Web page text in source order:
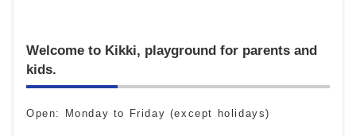
Welcome to Kikki, playground for parents and
kids.
Open: Monday to Friday (except holidays)